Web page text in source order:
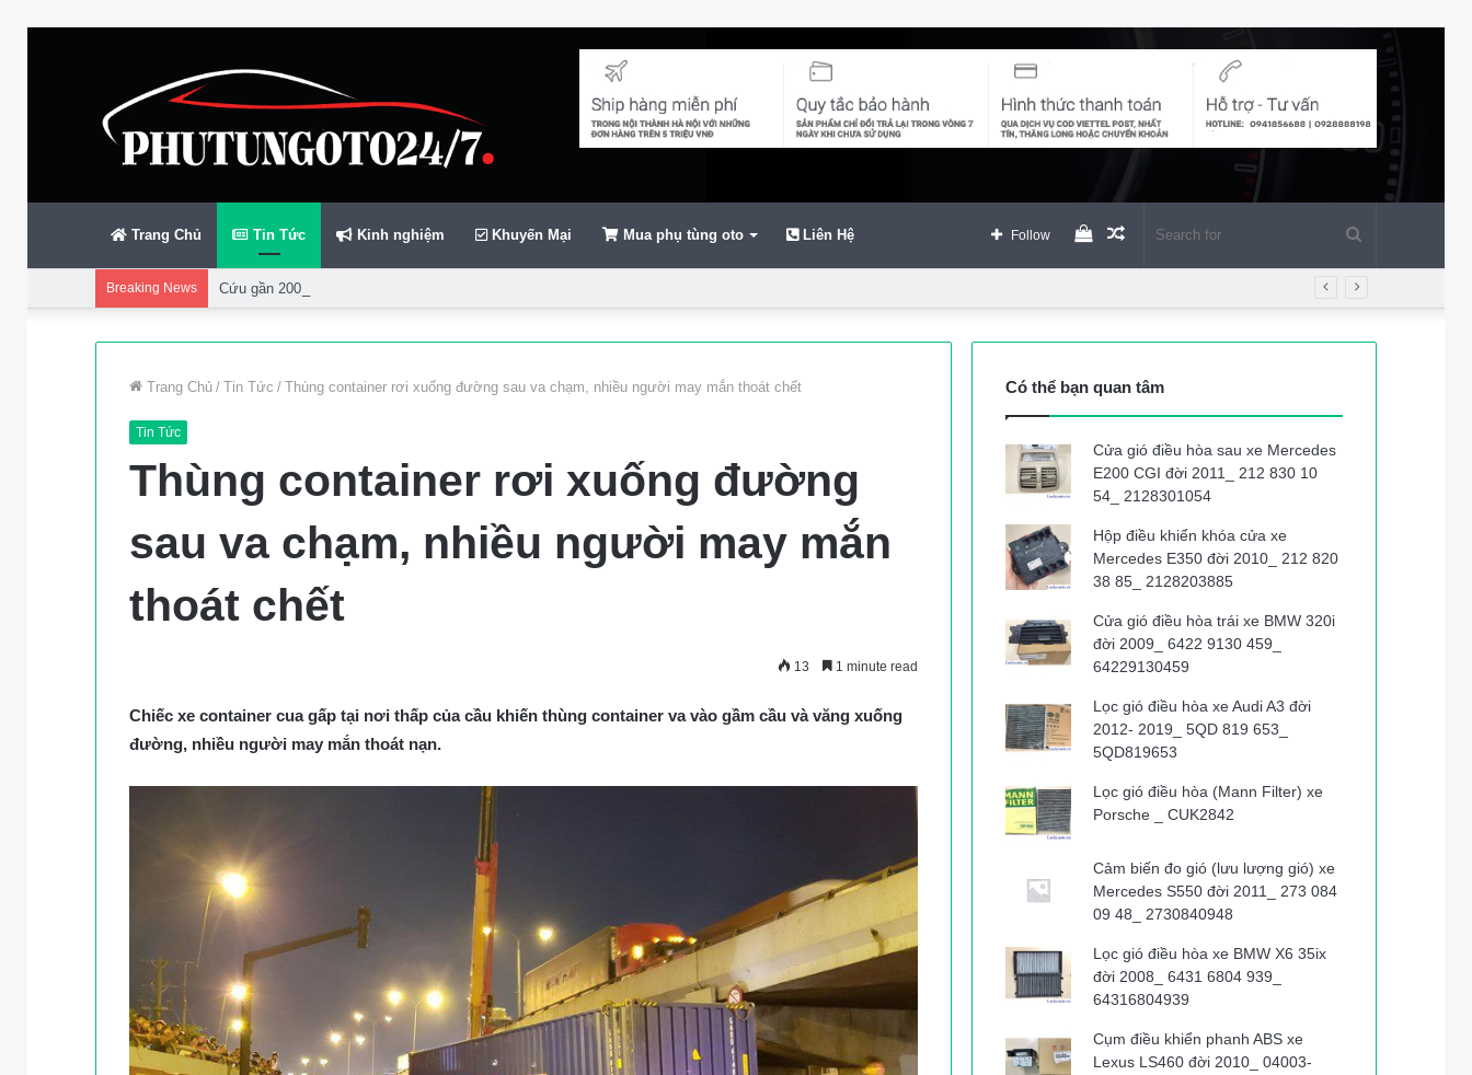
Trang Chủ Tin Tức Kinh nghiệm Khuyến Mại Mua phụ tùng oto Liên Hệ Random
View
Follow
Breaking News Cứu gần 200 thuyền viên gặp sự cố trên biển
Trang Chủ / Tin Tức / Thùng container rơi xuống đường sau va chạm, nhiều người may mắn thoát chết
Tin Tức
Thùng container rơi xuống đường
sau va chạm, nhiều người may mắn
thoát chết
13 1 minute read
Chiếc xe container cua gấp tại nơi thấp của cầu khiến thùng container va vào gầm cầu và văng xuống
đường, nhiều người may mắn thoát nạn.
Có thể bạn quan tâm
Cửa gió điều hòa sau xe Mercedes
E200 CGI đời 2011_ 212 830 10
54_ 2128301054
Hộp điều khiển khóa cửa xe
Mercedes E350 đời 2010_ 212 820
38 85_ 2128203885
Cửa gió điều hòa trái xe BMW 320i
đời 2009_ 6422 9130 459_
64229130459
Lọc gió điều hòa xe Audi A3 đời
2012- 2019_ 5QD 819 653_
5QD819653
Lọc gió điều hòa (Mann Filter) xe
Porsche _ CUK2842
Cảm biến đo gió (lưu lượng gió) xe
Mercedes S550 đời 2011_ 273 084
09 48_ 2730840948
Lọc gió điều hòa xe BMW X6 35ix
đời 2008_ 6431 6804 939_
64316804939
Cụm điều khiển phanh ABS xe
Lexus LS460 đời 2010_ 04003-